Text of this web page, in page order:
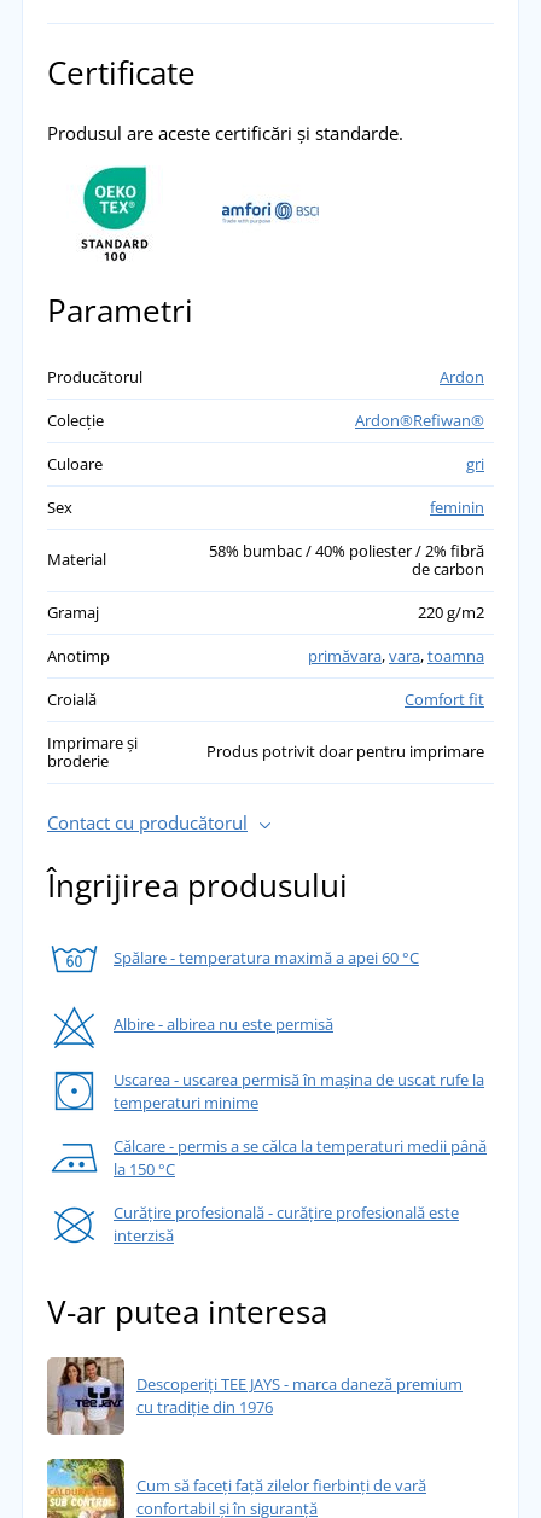
Certificate
Produsul are aceste certificări și standarde.
Parametri
Producătorul
Ardon
Colecție
Ardon®Refiwan®
Culoare
gri
Sex
feminin
Material
58% bumbac / 40% poliester / 2% fibră
de carbon
Gramaj
220 g/m2
Anotimp
primăvara,vara,toamna
Croială
Comfort fit
Imprimare și
broderie
Produs potrivit doar pentru imprimare
Contact cu producătorul
Îngrijirea produsului
Spălare - temperatura maximă a apei 60 °C
Albire - albirea nu este permisă
Uscarea - uscarea permisă în mașina de uscat rufe la
temperaturi minime
Călcare - permis a se călca la temperaturi medii până
la 150 °C
Curățire profesională - curățire profesională este
interzisă
V-ar putea interesa
Descoperiți TEE JAYS - marca daneză premium
cu tradiție din 1976
Cum să faceți față zilelor fierbinți de vară
confortabil și în siguranță